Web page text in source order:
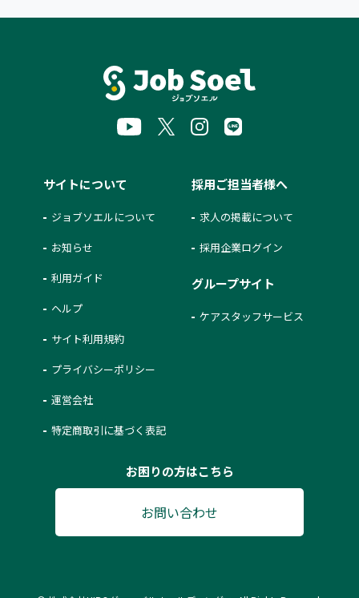
サイトについて
ジョブソエルについて
お知らせ
利用ガイド
ヘルプ
サイト利用規約
プライバシーポリシー
運営会社
特定商取引に基づく表記
採用ご担当者様へ
求人の掲載について
採用企業ログイン
グループサイト
ケアスタッフサービス
お困りの方はこちら
お問い合わせ